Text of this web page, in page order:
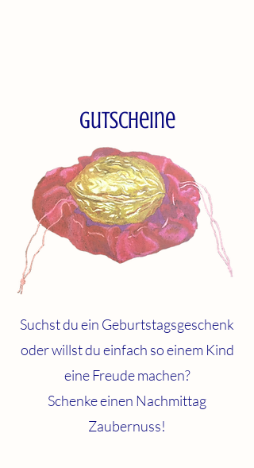
Gutscheine
Suchst du ein Geburtstagsgeschenk
oder willst du einfach so einem Kind
eine Freude machen?
Schenke einen Nachmittag
Zaubernuss!